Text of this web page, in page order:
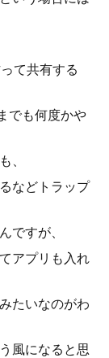
て共有する
でも何度かや
、
などトラップ
ですが、
アプリも入れ
たいなのがわ
風になると思